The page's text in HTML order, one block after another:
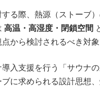
る際、熱源（ストーブ
高温・高湿度・閉鎖空間
から検討されるべき対象
入支援を行う「サウナの
に求められる設計思想